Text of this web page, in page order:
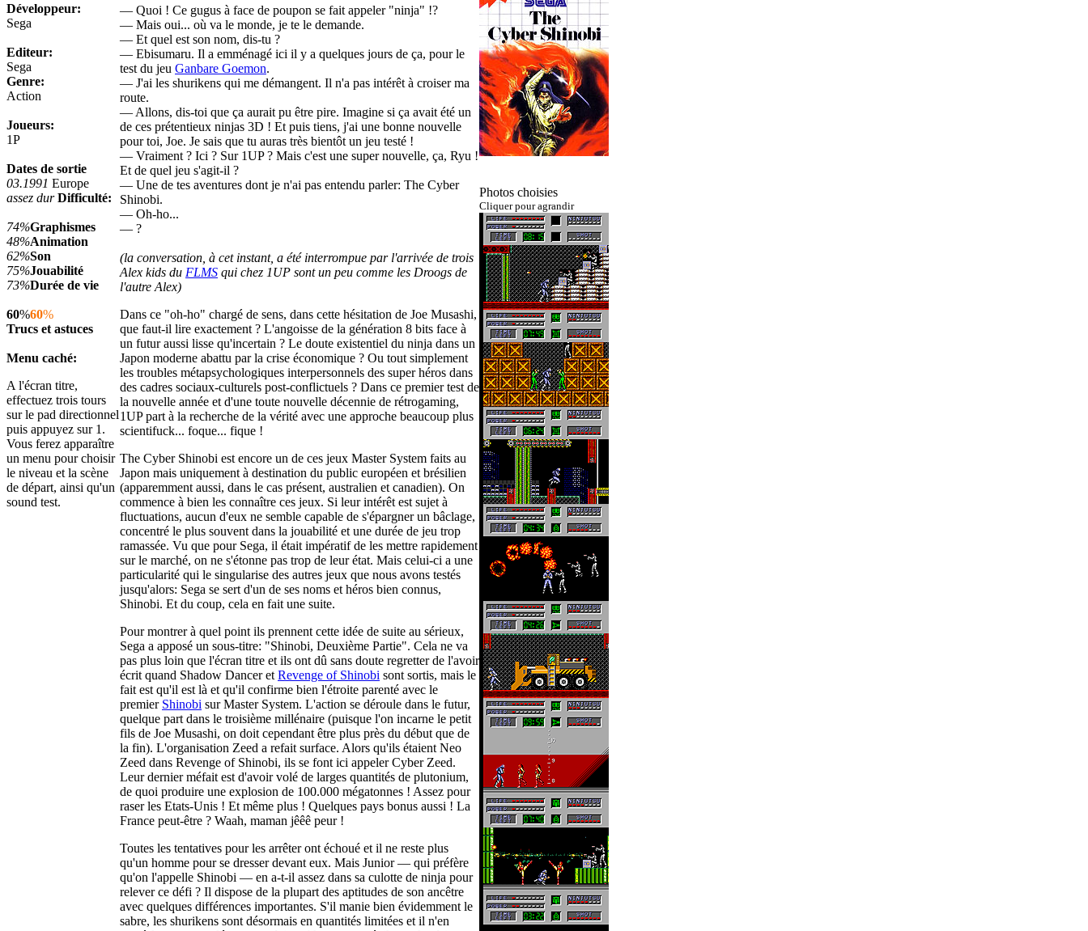
Développeur:
Sega
Editeur:
Sega
Genre:
Action
Joueurs:
1P
Dates de sortie
03.1991 Europe
assez dur Difficulté:
74%Graphismes
48%Animation
62%Son
75%Jouabilité
73%Durée de vie
60%60%
Trucs et astuces
Menu caché:
A l'écran titre,
effectuez trois tours
sur le pad directionnel
puis appuyez sur 1.
Vous ferez apparaître
un menu pour choisir
le niveau et la scène
de départ, ainsi qu'un
sound test.
— Quoi ! Ce gugus à face de poupon se fait appeler "ninja" !?
— Mais oui... où va le monde, je te le demande.
— Et quel est son nom, dis-tu ?
— Ebisumaru. Il a emménagé ici il y a quelques jours de ça, pour le
test du jeu Ganbare Goemon.
— J'ai les shurikens qui me démangent. Il n'a pas intérêt à croiser ma
route.
— Allons, dis-toi que ça aurait pu être pire. Imagine si ça avait été un
de ces prétentieux ninjas 3D ! Et puis tiens, j'ai une bonne nouvelle
pour toi, Joe. Je sais que tu auras très bientôt un jeu testé !
— Vraiment ? Ici ? Sur 1UP ? Mais c'est une super nouvelle, ça, Ryu !
Et de quel jeu s'agit-il ?
— Une de tes aventures dont je n'ai pas entendu parler: The Cyber
Shinobi.
— Oh-ho...
— ?
(la conversation, à cet instant, a été interrompue par l'arrivée de trois
Alex kids du FLMS qui chez 1UP sont un peu comme les Droogs de
l'autre Alex)
Dans ce "oh-ho" chargé de sens, dans cette hésitation de Joe Musashi,
que faut-il lire exactement ? L'angoisse de la génération 8 bits face à
un futur aussi lisse qu'incertain ? Le doute existentiel du ninja dans un
Japon moderne abattu par la crise économique ? Ou tout simplement
les troubles métapsychologiques interpersonnels des super héros dans
des cadres sociaux-culturels post-conflictuels ? Dans ce premier test de
la nouvelle année et d'une toute nouvelle décennie de rétrogaming,
1UP part à la recherche de la vérité avec une approche beaucoup plus
scientifuck... foque... fique !
The Cyber Shinobi est encore un de ces jeux Master System faits au
Japon mais uniquement à destination du public européen et brésilien
(apparemment aussi, dans le cas présent, australien et canadien). On
commence à bien les connaître ces jeux. Si leur intérêt est sujet à
fluctuations, aucun d'eux ne semble capable de s'épargner un bâclage,
concentré le plus souvent dans la jouabilité et une durée de jeu trop
ramassée. Vu que pour Sega, il était impératif de les mettre rapidement
sur le marché, on ne s'étonne pas trop de leur état. Mais celui-ci a une
particularité qui le singularise des autres jeux que nous avons testés
jusqu'alors: Sega se sert d'un de ses noms et héros bien connus,
Shinobi. Et du coup, cela en fait une suite.
Pour montrer à quel point ils prennent cette idée de suite au sérieux,
Sega a apposé un sous-titre: "Shinobi, Deuxième Partie". Cela ne va
pas plus loin que l'écran titre et ils ont dû sans doute regretter de l'avoir
écrit quand Shadow Dancer et Revenge of Shinobi sont sortis, mais le
fait est qu'il est là et qu'il confirme bien l'étroite parenté avec le
premier Shinobi sur Master System. L'action se déroule dans le futur,
quelque part dans le troisième millénaire (puisque l'on incarne le petit
fils de Joe Musashi, on doit cependant être plus près du début que de
la fin). L'organisation Zeed a refait surface. Alors qu'ils étaient Neo
Zeed dans Revenge of Shinobi, ils se font ici appeler Cyber Zeed.
Leur dernier méfait est d'avoir volé de larges quantités de plutonium,
de quoi produire une explosion de 100.000 mégatonnes ! Assez pour
raser les Etats-Unis ! Et même plus ! Quelques pays bonus aussi ! La
France peut-être ? Waah, maman jêêê peur !
Toutes les tentatives pour les arrêter ont échoué et il ne reste plus
qu'un homme pour se dresser devant eux. Mais Junior — qui préfère
qu'on l'appelle Shinobi — en a-t-il assez dans sa culotte de ninja pour
relever ce défi ? Il dispose de la plupart des aptitudes de son ancêtre
avec quelques différences importantes. S'il manie bien évidemment le
sabre, les shurikens sont désormais en quantités limitées et il n'en
Photos choisies
Cliquer pour agrandir